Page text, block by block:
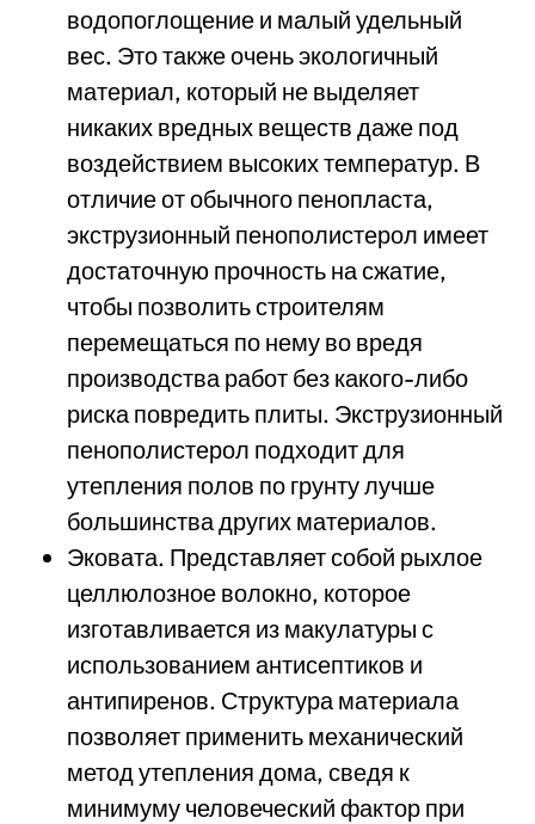
водопоглощение и малый удельный
вес. Это также очень экологичный
материал, который не выделяет
никаких вредных веществ даже под
воздействием высоких температур. В
отличие от обычного пенопласта,
экструзионный пенополистерол имеет
достаточную прочность на сжатие,
чтобы позволить строителям
перемещаться по нему во вредя
производства работ без какого-либо
риска повредить плиты. Экструзионный
пенополистерол подходит для
утепления полов по грунту лучше
большинства других материалов.
Эковата. Представляет собой рыхлое
целлюлозное волокно, которое
изготавливается из макулатуры с
использованием антисептиков и
антипиренов. Структура материала
позволяет применить механический
метод утепления дома, сведя к
минимуму человеческий фактор при